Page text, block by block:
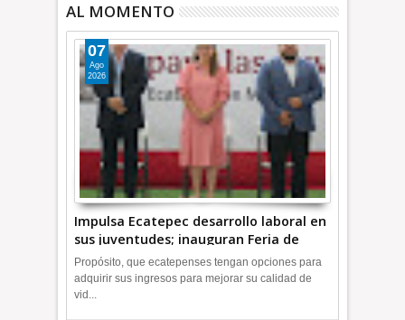
AL MOMENTO
Impulsa Ecatepec desarrollo laboral en
sus juventudes; inauguran Feria de
Empleo y Emprendedores 2026 +Video |
INFORMATIVA
07
Ago
2026
Propósito, que ecatepenses tengan opciones para
adquirir sus ingresos para mejorar su calidad de
vid...